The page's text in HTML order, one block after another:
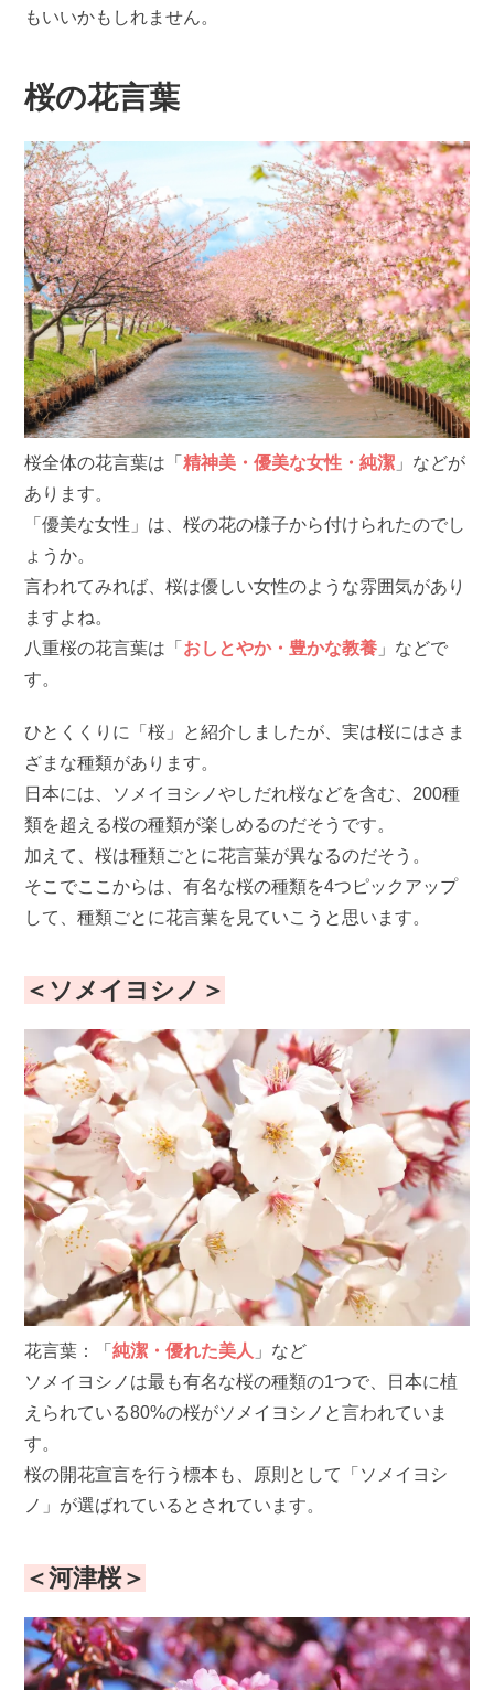
もいいかもしれません。
桜の花言葉
桜全体の花言葉は「精神美・優美な女性・純潔 」などが
あります。
「優美な女性」は、桜の花の様子から付けられたのでし
ょうか。
言われてみれば、桜は優しい女性のような雰囲気があり
ますよね。
八重桜の花言葉は「 おしとやか・豊かな教養 」などで
す。
ひとくくりに「桜」と紹介しましたが、実は桜にはさま
ざまな種類があります。
日本には、ソメイヨシノやしだれ桜などを含む、200種
類を超える桜の種類が楽しめるのだそうです。
加えて、桜は種類ごとに花言葉が異なるのだそう。
そこでここからは、有名な桜の種類を4つピックアップ
して、種類ごとに花言葉を見ていこうと思います。
＜ソメイヨシノ＞
花言葉：「純潔・優れた美人 」など
ソメイヨシノは最も有名な桜の種類の1つで、日本に植
えられている80%の桜がソメイヨシノと言われていま
す。
桜の開花宣言を行う標本も、原則として「ソメイヨシ
ノ」が選ばれているとされています。
＜河津桜＞